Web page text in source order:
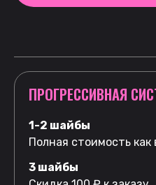
ПРОГРЕССИВНАЯ
1-2 шайбы
Полная стоимость
3 шайбы